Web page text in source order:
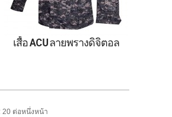
พรางดิจิตอลความทนทานสูง
ทำจาก N/C 50/50
เสื้อ ACU ลายพรางดิจิตอล
20 ต่อหนึ่งหน้า